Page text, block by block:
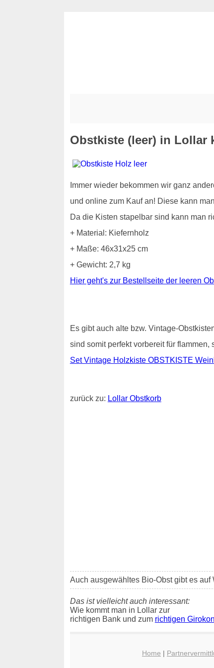
Obstkiste (leer) in Lollar
Immer wieder bekommen wir ganz
und online zum Kauf an! Diese kann
Da die Kisten stapelbar sind kann man
+ Material: Kiefernholz
+ Maße: 46x31x25 cm
+ Gewicht: 2,7 kg
Hier geht's zur Bestellseite der leeren
Es gibt auch alte bzw. Vintage-
sind somit perfekt vorbereit für
Set Vintage Holzkiste OBSTKISTE
zurück zu: Lollar Obstkorb
Auch ausgewähltes Bio-Obst gibt es auf
Das ist vielleicht auch interessant:
Wie kommt man in Lollar zur
richtigen Bank und zum richtigen
Home |